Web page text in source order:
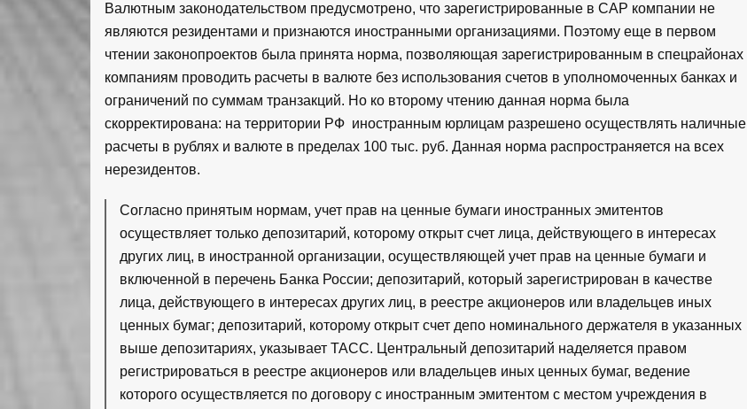
Валютным законодательством предусмотрено, что зарегистрированные в САР компании не
являются резидентами и признаются иностранными организациями. Поэтому еще в первом
чтении законопроектов была принята норма, позволяющая зарегистрированным в спецрайонах
компаниям проводить расчеты в валюте без использования счетов в уполномоченных банках и
ограничений по суммам транзакций. Но ко второму чтению данная норма была
скорректирована: на территории РФ иностранным юрлицам разрешено осуществлять наличные
расчеты в рублях и валюте в пределах 100 тыс. руб. Данная норма распространяется на всех
нерезидентов.
Согласно принятым нормам, учет прав на ценные бумаги иностранных эмитентов
осуществляет только депозитарий, которому открыт счет лица, действующего в интересах
других лиц, в иностранной организации, осуществляющей учет прав на ценные бумаги и
включенной в перечень Банка России; депозитарий, который зарегистрирован в качестве
лица, действующего в интересах других лиц, в реестре акционеров или владельцев иных
ценных бумаг; депозитарий, которому открыт счет депо номинального держателя в указанных
выше депозитариях, указывает ТАСС. Центральный депозитарий наделяется правом
регистрироваться в реестре акционеров или владельцев иных ценных бумаг, ведение
которого осуществляется по договору с иностранным эмитентом с местом учреждения в